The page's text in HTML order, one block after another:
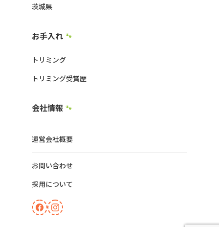
茨城県
お手入れ 🐾
トリミング
トリミング受賞歴
会社情報 🐾
運営会社概要
お問い合わせ
採用について